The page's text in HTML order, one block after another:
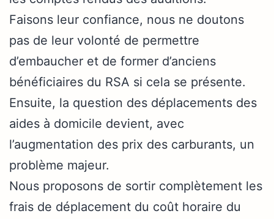
Faisons leur confiance, nous ne doutons
pas de leur volonté de permettre
d’embaucher et de former d’anciens
bénéficiaires du RSA si cela se présente.
Ensuite, la question des déplacements des
aides à domicile devient, avec
l’augmentation des prix des carburants, un
problème majeur.
Nous proposons de sortir complètement les
frais de déplacement du coût horaire du